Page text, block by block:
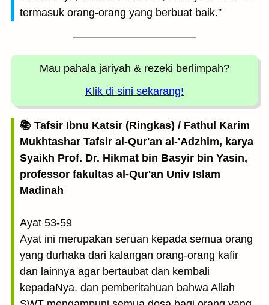
termasuk orang-orang yang berbuat baik.”
Mau pahala jariyah & rezeki berlimpah?
Klik di sini sekarang!
📚 Tafsir Ibnu Katsir (Ringkas) / Fathul Karim
Mukhtashar Tafsir al-Qur'an al-'Adzhim, karya
Syaikh Prof. Dr. Hikmat bin Basyir bin Yasin,
professor fakultas al-Qur'an Univ Islam
Madinah
Ayat 53-59
Ayat ini merupakan seruan kepada semua orang
yang durhaka dari kalangan orang-orang kafir
dan lainnya agar bertaubat dan kembali
kepadaNya. dan pemberitahuan bahwa Allah